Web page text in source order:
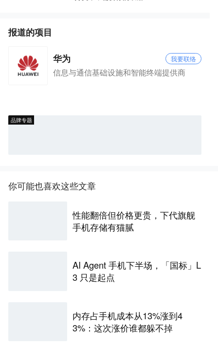
报道的项目
华为 我要联络
信息与通信基础设施和智能终端提供商
品牌专题
你可能也喜欢这些文章
性能翻倍但价格更贵，下代旗舰
手机存储有猫腻
AI Agent 手机下半场，「国标」L
3 只是起点
内存占手机成本从13%涨到4
3%：这次涨价谁都躲不掉